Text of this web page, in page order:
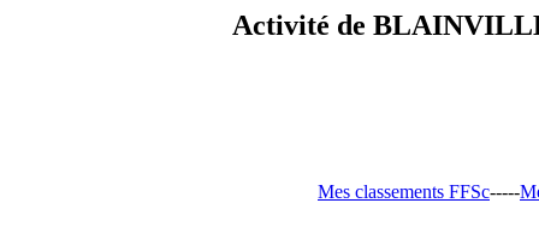
Activité de
Mes classements FFSc-----